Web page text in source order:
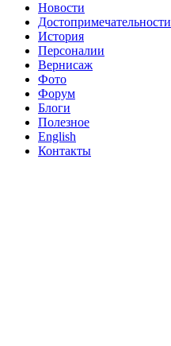
Новости
Достопримечательности
История
Персоналии
Вернисаж
Фото
Форум
Блоги
Полезное
English
Контакты